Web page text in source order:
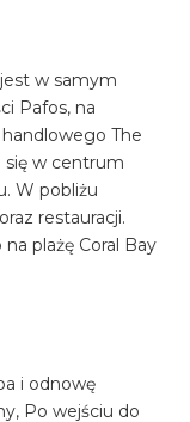
w samym
Pafos, na
The
się w centrum
W pobliżu
restauracji.
plażę Coral Bay
i odnowę
Po wejściu do